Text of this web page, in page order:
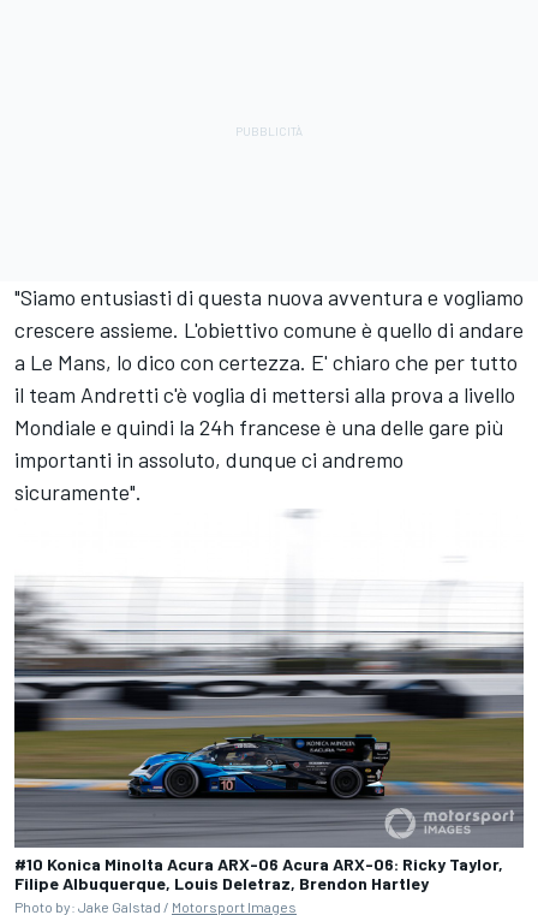
"Siamo entusiasti di questa nuova avventura e vogliamo
crescere assieme. L'obiettivo comune è quello di andare
a Le Mans, lo dico con certezza. E' chiaro che per tutto
il team Andretti c'è voglia di mettersi alla prova a livello
Mondiale e quindi la 24h francese è una delle gare più
importanti in assoluto, dunque ci andremo
sicuramente".
#10 Konica Minolta Acura ARX-06 Acura ARX-06: Ricky Taylor,
Filipe Albuquerque, Louis Deletraz, Brendon Hartley
Photo by: Jake Galstad / Motorsport Images